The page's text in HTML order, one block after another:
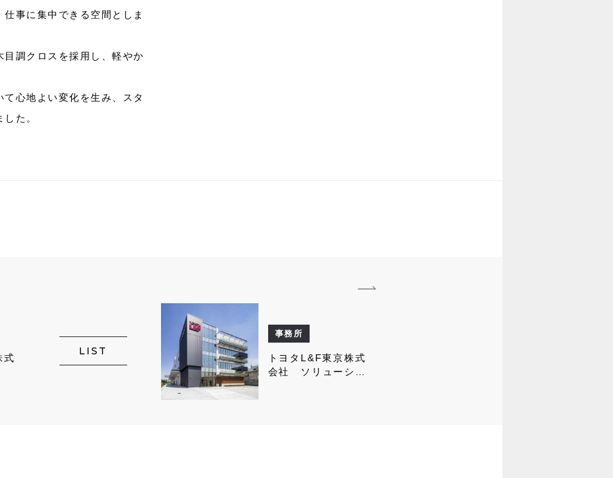
事に集中できる空間としま
調クロスを採用し、軽やか
心地よい変化を生み、スタ
た。
式
LIST
事務所
トヨタL&F東京株式
会社 ソリューショ